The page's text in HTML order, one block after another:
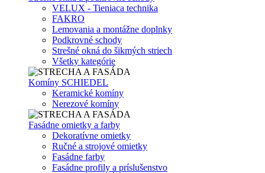
VELUX - Tieniaca technika
FAKRO
Lemovania a montážne doplnky
Podkrovné schody
Strešné okná do šikmých striech
Všetky kategórie
Komíny SCHIEDEL
Keramické komíny
Nerezové komíny
Fasádne omietky a farby
Dekoratívne omietky
Ručné a strojové omietky
Fasádne farby
Fasádne profily a príslušenstvo